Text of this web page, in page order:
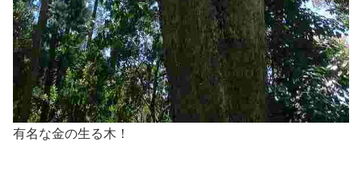
有名な金の生る木！